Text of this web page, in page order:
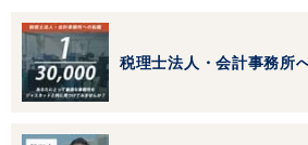
税理士法人・会計事務所